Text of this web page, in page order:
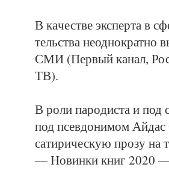
В ка­чест­ве экс­пер­та в
тельст­ва не­од­но­крат­но
СМИ (Пер­вый ка­нал,
ТВ).
В ро­ли па­ро­дис­та и под
под псев­до­ни­мом Ай­дас
са­ти­ри­чес­кую про­зу на
— Но­вин­ки книг 2020